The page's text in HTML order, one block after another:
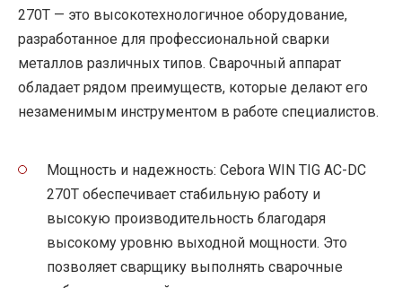
270T — это высокотехнологичное оборудование,
разработанное для профессиональной сварки
металлов различных типов. Сварочный аппарат
обладает рядом преимуществ, которые делают его
незаменимым инструментом в работе специалистов.
Мощность и надежность: Cebora WIN TIG AC-DC
270T обеспечивает стабильную работу и
высокую производительность благодаря
высокому уровню выходной мощности. Это
позволяет сварщику выполнять сварочные